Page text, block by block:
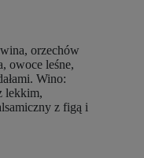
orzechów
owoce leśne,
Wino:
lekkim,
z figą i